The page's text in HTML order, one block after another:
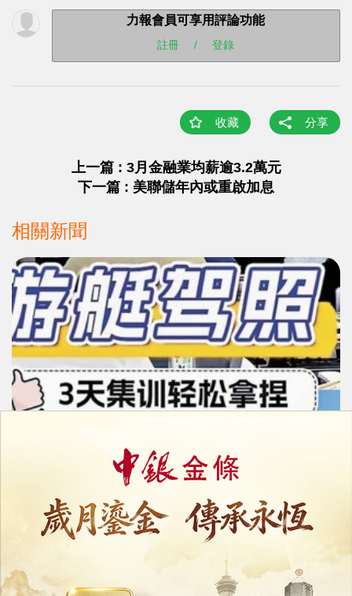
力報會員可享用評論功能
註冊 / 登錄
收藏 分享
上一篇 : 3月金融業均薪逾3.2萬元
下一篇 : 美聯儲年內或重啟加息
相關新聞
遊艇「高薪招聘」疑涉騙局
27/07/2026 22191